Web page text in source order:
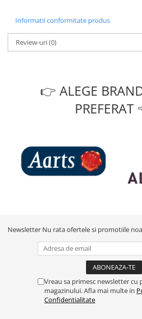
Informatii conformitate produs
Review-uri(0)
👉 ALEGE
PREFERAT
Newsletter Nu rata ofertele si promotiile
Vreau sa primesc newsletter cu
magazinului. Afla mai multe in
Confidentialitate